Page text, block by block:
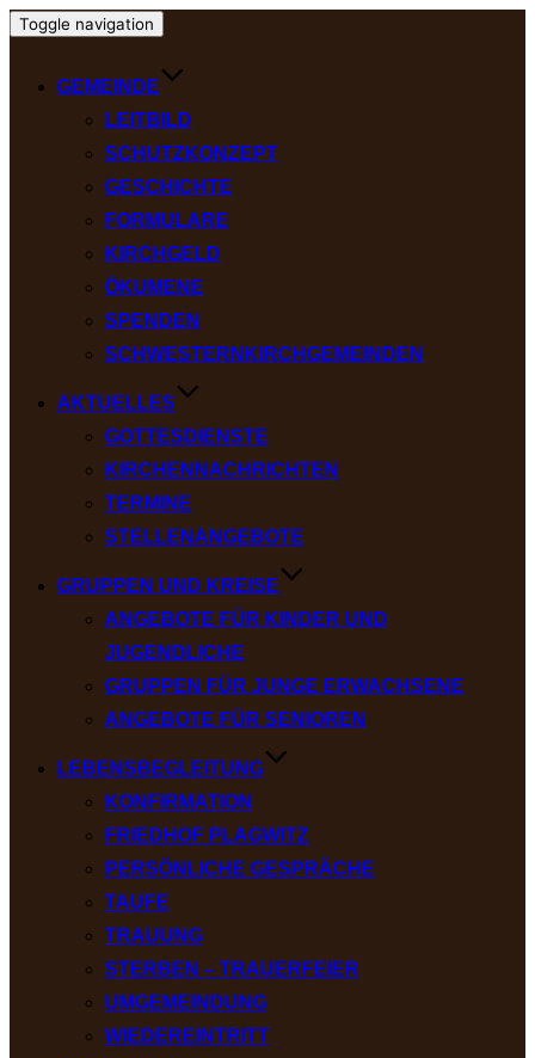
Toggle navigation
GEMEINDE
LEITBILD
SCHUTZKONZEPT
GESCHICHTE
FORMULARE
KIRCHGELD
ÖKUMENE
SPENDEN
SCHWESTERNKIRCHGEMEINDEN
AKTUELLES
GOTTESDIENSTE
KIRCHENNACHRICHTEN
TERMINE
STELLENANGEBOTE
GRUPPEN UND KREISE
ANGEBOTE FÜR KINDER UND
JUGENDLICHE
GRUPPEN FÜR JUNGE ERWACHSENE
ANGEBOTE FÜR SENIOREN
LEBENSBEGLEITUNG
KONFIRMATION
FRIEDHOF PLAGWITZ
PERSÖNLICHE GESPRÄCHE
TAUFE
TRAUUNG
STERBEN – TRAUERFEIER
UMGEMEINDUNG
WIEDEREINTRITT